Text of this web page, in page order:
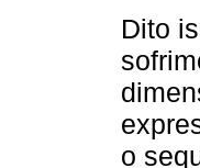
Dito
o